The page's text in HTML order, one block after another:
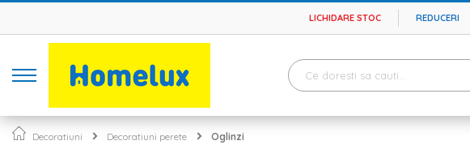
LICHIDARE STOC REDUCERI
Decoratiuni Decoratiuni perete Oglinzi